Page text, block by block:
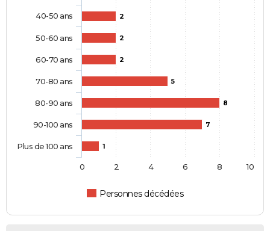
2
2
2
5
8
7
1
Personnes décédées
40-50 ans
50-60 ans
60-70 ans
70-80 ans
80-90 ans
90-100 ans
Plus de 100 ans
0 2 4 6 8 10